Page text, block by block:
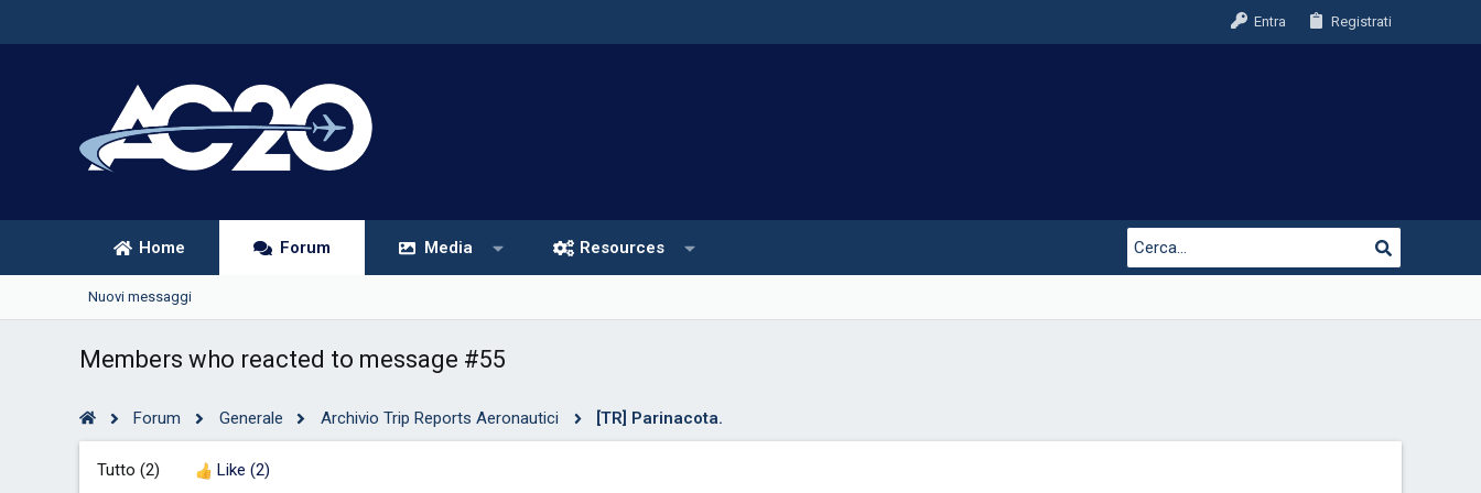
Entra Registrati
Home Forum Media Resources
Nuovi messaggi
Members who reacted to message #55
Forum Generale Archivio Trip Reports Aeronautici [TR] Parinacota.
Tutto (2) Like (2)